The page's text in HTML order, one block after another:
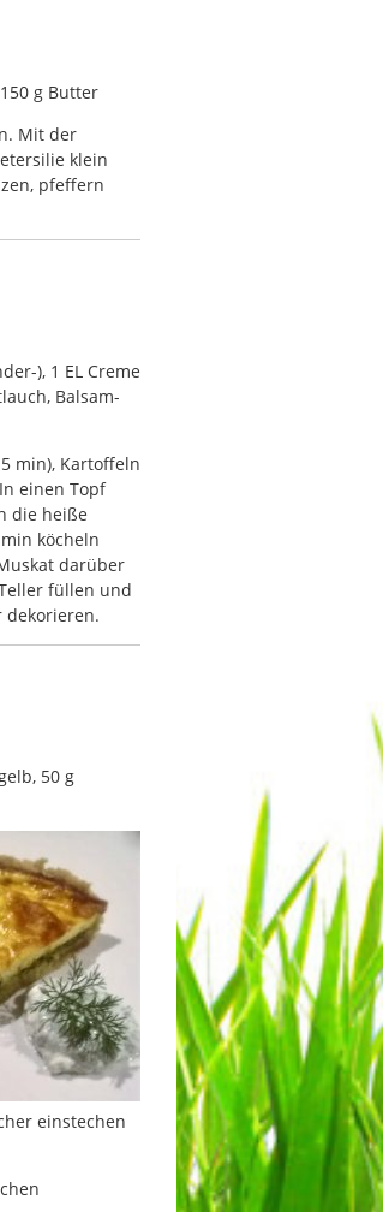
g Butter
Mit der
klein
pfeffern
), 1 EL Creme
Balsam-
min), Kartoffeln
einen Topf
die heiße
köcheln
darüber
füllen und
dekorieren.
50 g
einstechen